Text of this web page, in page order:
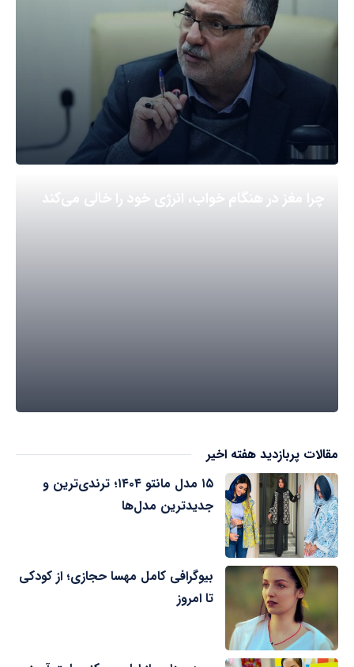
چرا مغز در هنگام خواب، انرژی خود را خالی می‌کند
مقالات پربازدید هفته اخیر
۱۵ مدل مانتو ۱۴۰۴؛ ترندی‌ترین و
جدیدترین مدل‌ها
بیوگرافی کامل مهسا حجازی؛ از کودکی
تا امروز